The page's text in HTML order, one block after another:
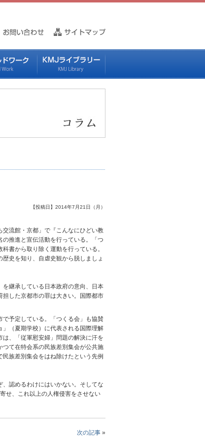
【投稿日】2014年7月21日（月）
流館・京都」で『こんなにひどい教
推進と宣伝活動を行っている。「つ
書から取り除く運動を行っている。
史を知り、自虐史観から脱しましょ
継承している日本政府の意向、日本
した京都市の罪は大きい。国際都市
予定している。「つくる会」も協賛
（夏期学校）に代表される国際理解
、「従軍慰安婦」問題の解決に汗を
て在特会系の民族差別集会が公共施
族差別集会をはね除けたという先例
認めるわけにはいかない。そしてな
せ、これ以上の人権侵害をさせない
次の記事 »